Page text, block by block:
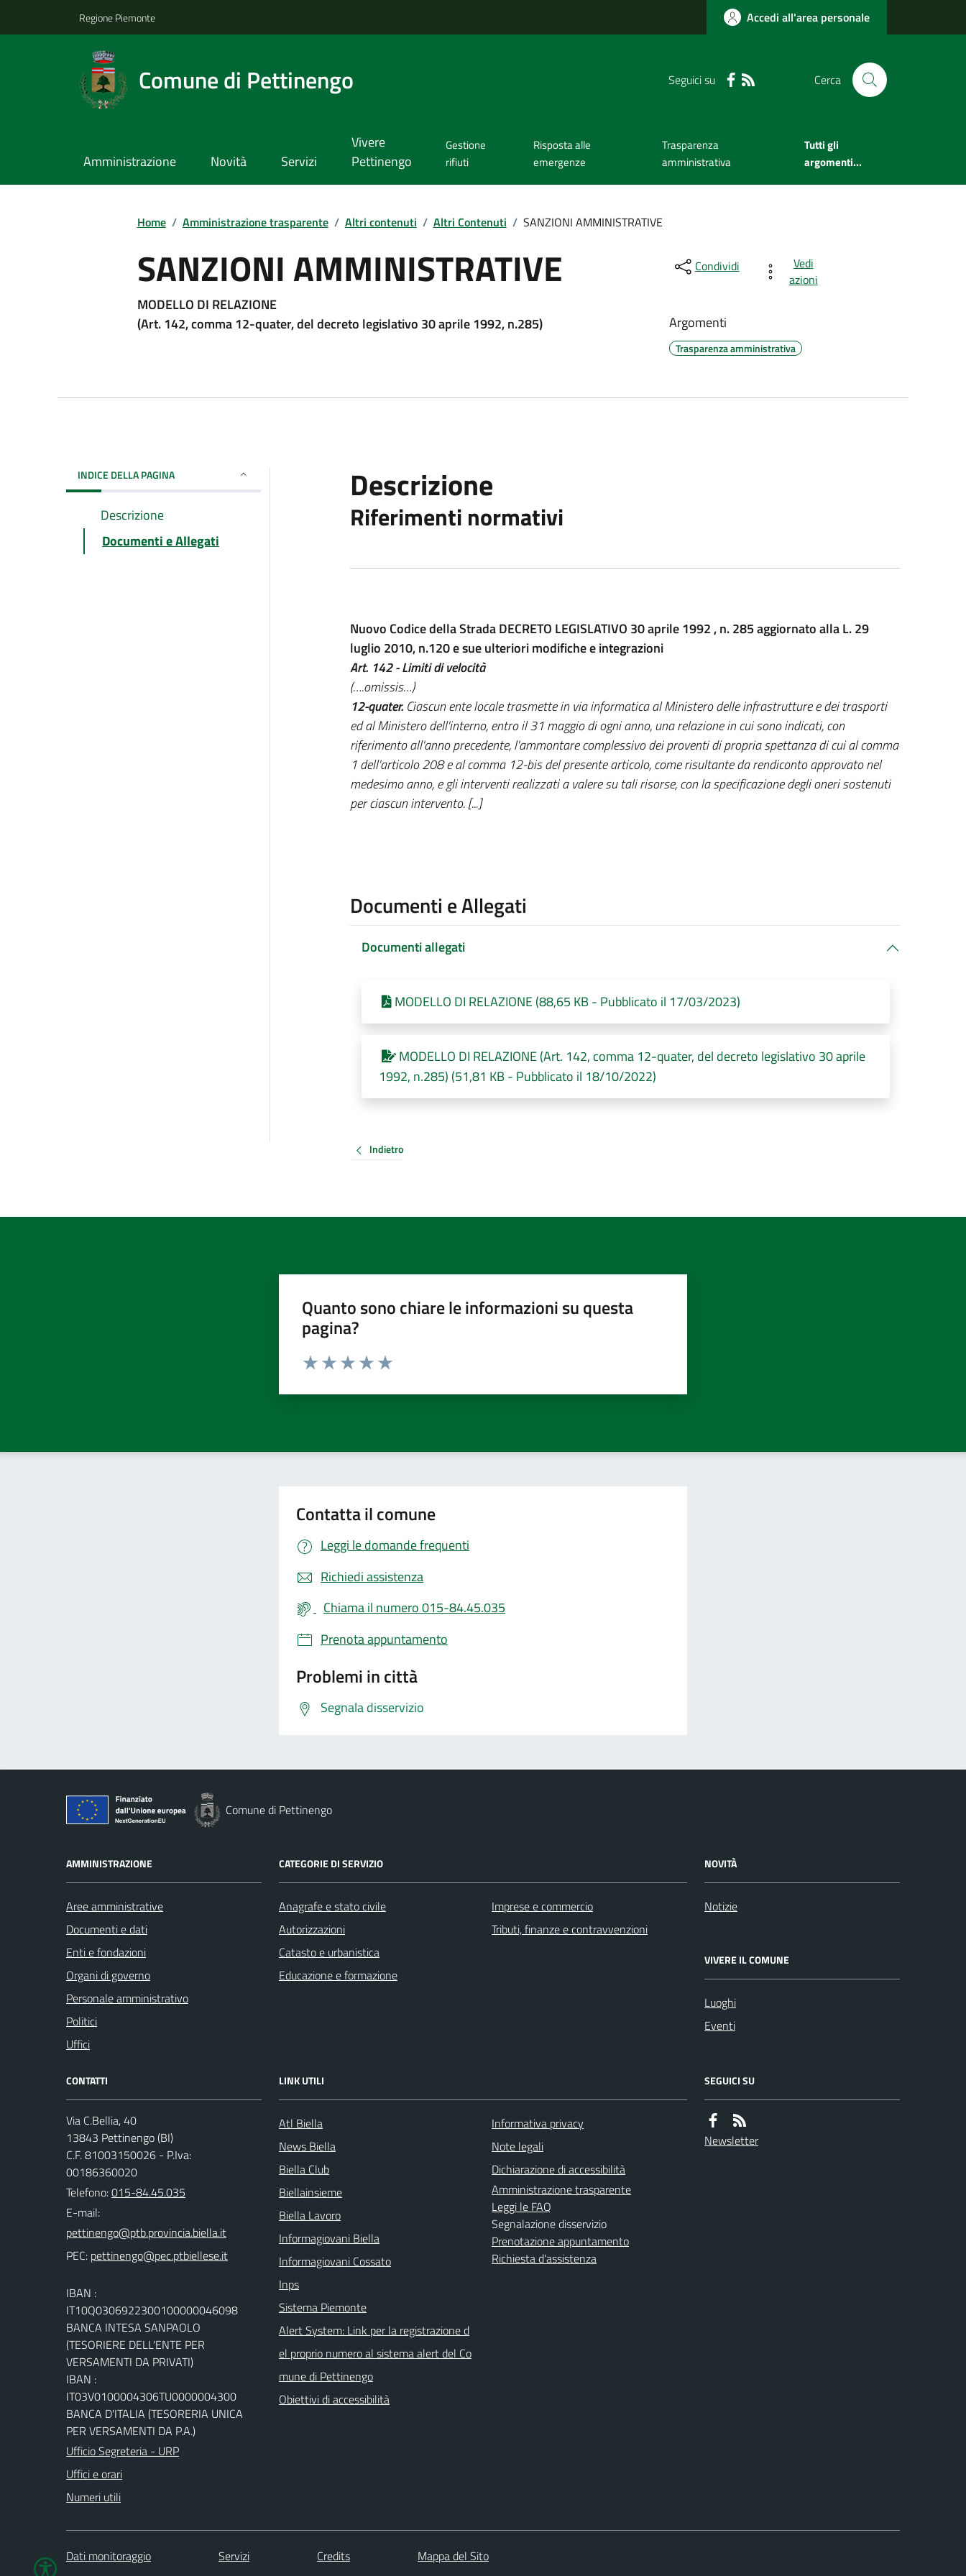
Regione Piemonte Accedi all'area personale
Comune di Pettinengo Seguici su Cerca
Amministrazione Novità Servizi
Vivere
Pettinengo
Gestione
rifiuti
Risposta alle
emergenze
Trasparenza
amministrativa
Tutti gli
argomenti...
Home / Amministrazione trasparente / Altri contenuti / Altri Contenuti / SANZIONI AMMINISTRATIVE
SANZIONI AMMINISTRATIVE
MODELLO DI RELAZIONE
(Art. 142, comma 12-quater, del decreto legislativo 30 aprile 1992, n.285)
Condividi
Vedi
azioni
Argomenti
Trasparenza amministrativa
INDICE DELLA PAGINA
Descrizione
Documenti e Allegati
Descrizione
Riferimenti normativi
Nuovo Codice della Strada DECRETO LEGISLATIVO 30 aprile 1992 , n. 285 aggiornato alla L. 29
luglio 2010, n.120 e sue ulteriori modifiche e integrazioni
Art. 142 - Limiti di velocità
(….omissis…)
12-quater.Ciascun ente locale trasmette in via informatica al Ministero delle infrastrutture e dei trasporti
ed al Ministero dell'interno, entro il 31 maggio di ogni anno, una relazione in cui sono indicati, con
riferimento all'anno precedente, l'ammontare complessivo dei proventi di propria spettanza di cui al comma
1 dell'articolo 208 e al comma 12-bis del presente articolo, come risultante da rendiconto approvato nel
medesimo anno, e gli interventi realizzati a valere su tali risorse, con la specificazione degli oneri sostenuti
per ciascun intervento. [...]
Documenti e Allegati
Documenti allegati
MODELLO DI RELAZIONE (88,65 KB - Pubblicato il 17/03/2023)
MODELLO DI RELAZIONE (Art. 142, comma 12-quater, del decreto legislativo 30 aprile
1992, n.285) (51,81 KB - Pubblicato il 18/10/2022)
Indietro
Quanto sono chiare le informazioni su questa
pagina?
Valuta da 1 a 5 stelle la pagina
Contatta il comune
Leggi le domande frequenti
Richiedi assistenza
Chiama il numero 015-84.45.035
Prenota appuntamento
Problemi in città
Segnala disservizio
Comune di Pettinengo
AMMINISTRAZIONE
Aree amministrative
Documenti e dati
Enti e fondazioni
Organi di governo
Personale amministrativo
Politici
Uffici
CATEGORIE DI SERVIZIO
Anagrafe e stato civile
Autorizzazioni
Catasto e urbanistica
Educazione e formazione
Imprese e commercio
Tributi, finanze e contravvenzioni
NOVITÀ
Notizie
VIVERE IL COMUNE
Luoghi
Eventi
CONTATTI
Via C.Bellia, 40
13843 Pettinengo (BI)
C.F. 81003150026 - P.Iva:
00186360020
Telefono:015-84.45.035
E-mail:
PEC:
IBAN :
IT10Q0306922300100000046098
BANCA INTESA SANPAOLO
(TESORIERE DELL'ENTE PER
VERSAMENTI DA PRIVATI)
IBAN :
IT03V0100004306TU0000004300
BANCA D'ITALIA (TESORERIA UNICA
PER VERSAMENTI DA P.A.)
Ufficio Segreteria - URP
Uffici e orari
Numeri utili
LINK UTILI
Atl Biella
News Biella
Biella Club
Biellainsieme
Biella Lavoro
Informagiovani Biella
Informagiovani Cossato
Inps
Sistema Piemonte
Alert System: Link per la registrazione d
el proprio numero al sistema alert del Co
mune di Pettinengo
Obiettivi di accessibilità
Informativa privacy
Note legali
Dichiarazione di accessibilità
Amministrazione trasparente
Leggi le FAQ
Segnalazione disservizio
Prenotazione appuntamento
Richiesta d'assistenza
SEGUICI SU
Newsletter
Dati monitoraggio Servizi Credits Mappa del Sito